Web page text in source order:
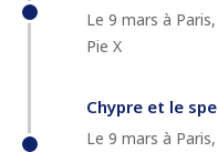
Le 9 mars à
Pie X
Chypre et le
Le 9 mars à